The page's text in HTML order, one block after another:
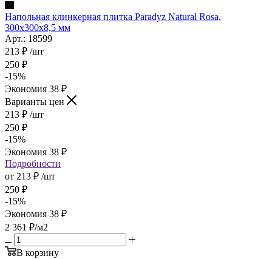
Напольная клинкерная плитка Paradyz Natural Rosa,
300x300x8,5 мм
Арт.: 18599
213 ₽ /шт
250 ₽
-15%
Экономия 38 ₽
Варианты цен
213 ₽ /шт
250 ₽
-15%
Экономия 38 ₽
Подробности
от 213 ₽ /шт
250 ₽
-15%
Экономия 38 ₽
2 361 ₽/м2
В корзину